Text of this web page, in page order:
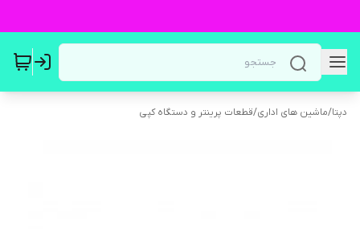
دپتا/ماشین های اداری/قطعات پرینتر و دستگاه کپی